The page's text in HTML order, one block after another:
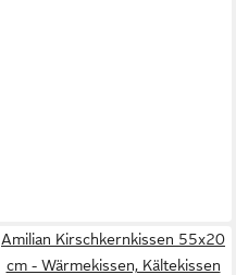
Amilian Kirschkernkissen 55x20
cm - Wärmekissen, Kältekissen